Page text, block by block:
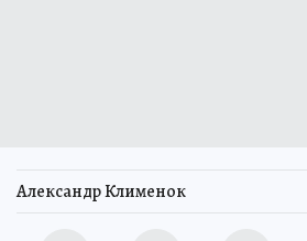
Александр Клименок